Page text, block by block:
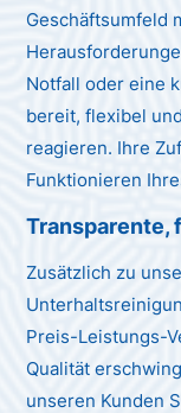
Geschäftsumfeld
Notfall oder eine
bereit, flexibel
reagieren. Ihre
Funktionieren
Transparente,
Zusätzlich zu
Preis-Leistungs-
Qualität
unseren Kunden